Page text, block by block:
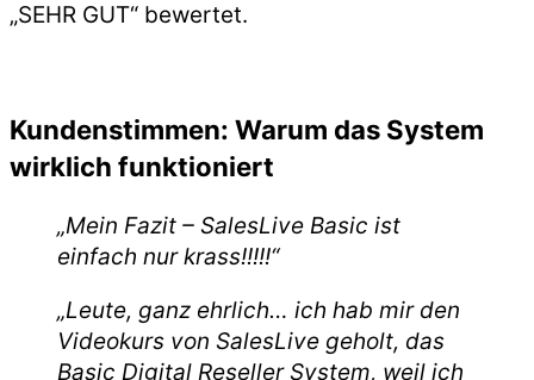
„SEHR GUT“ bewertet.
Kundenstimmen: Warum das System
wirklich funktioniert
„Mein Fazit – SalesLive Basic ist
einfach nur krass!!!!!“
„Leute, ganz ehrlich… ich hab mir den
Videokurs von SalesLive geholt, das
Basic Digital Reseller System, weil ich